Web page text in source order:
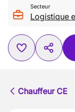
Secteur
Logistique
Chauffeur CE